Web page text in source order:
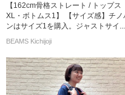
【162cm骨格ストレート / トップス
XL・ボトムス1】 【サイズ感】チノ
ンはサイズ1を購入。ジャストサイ...
BEAMS Kichijoji